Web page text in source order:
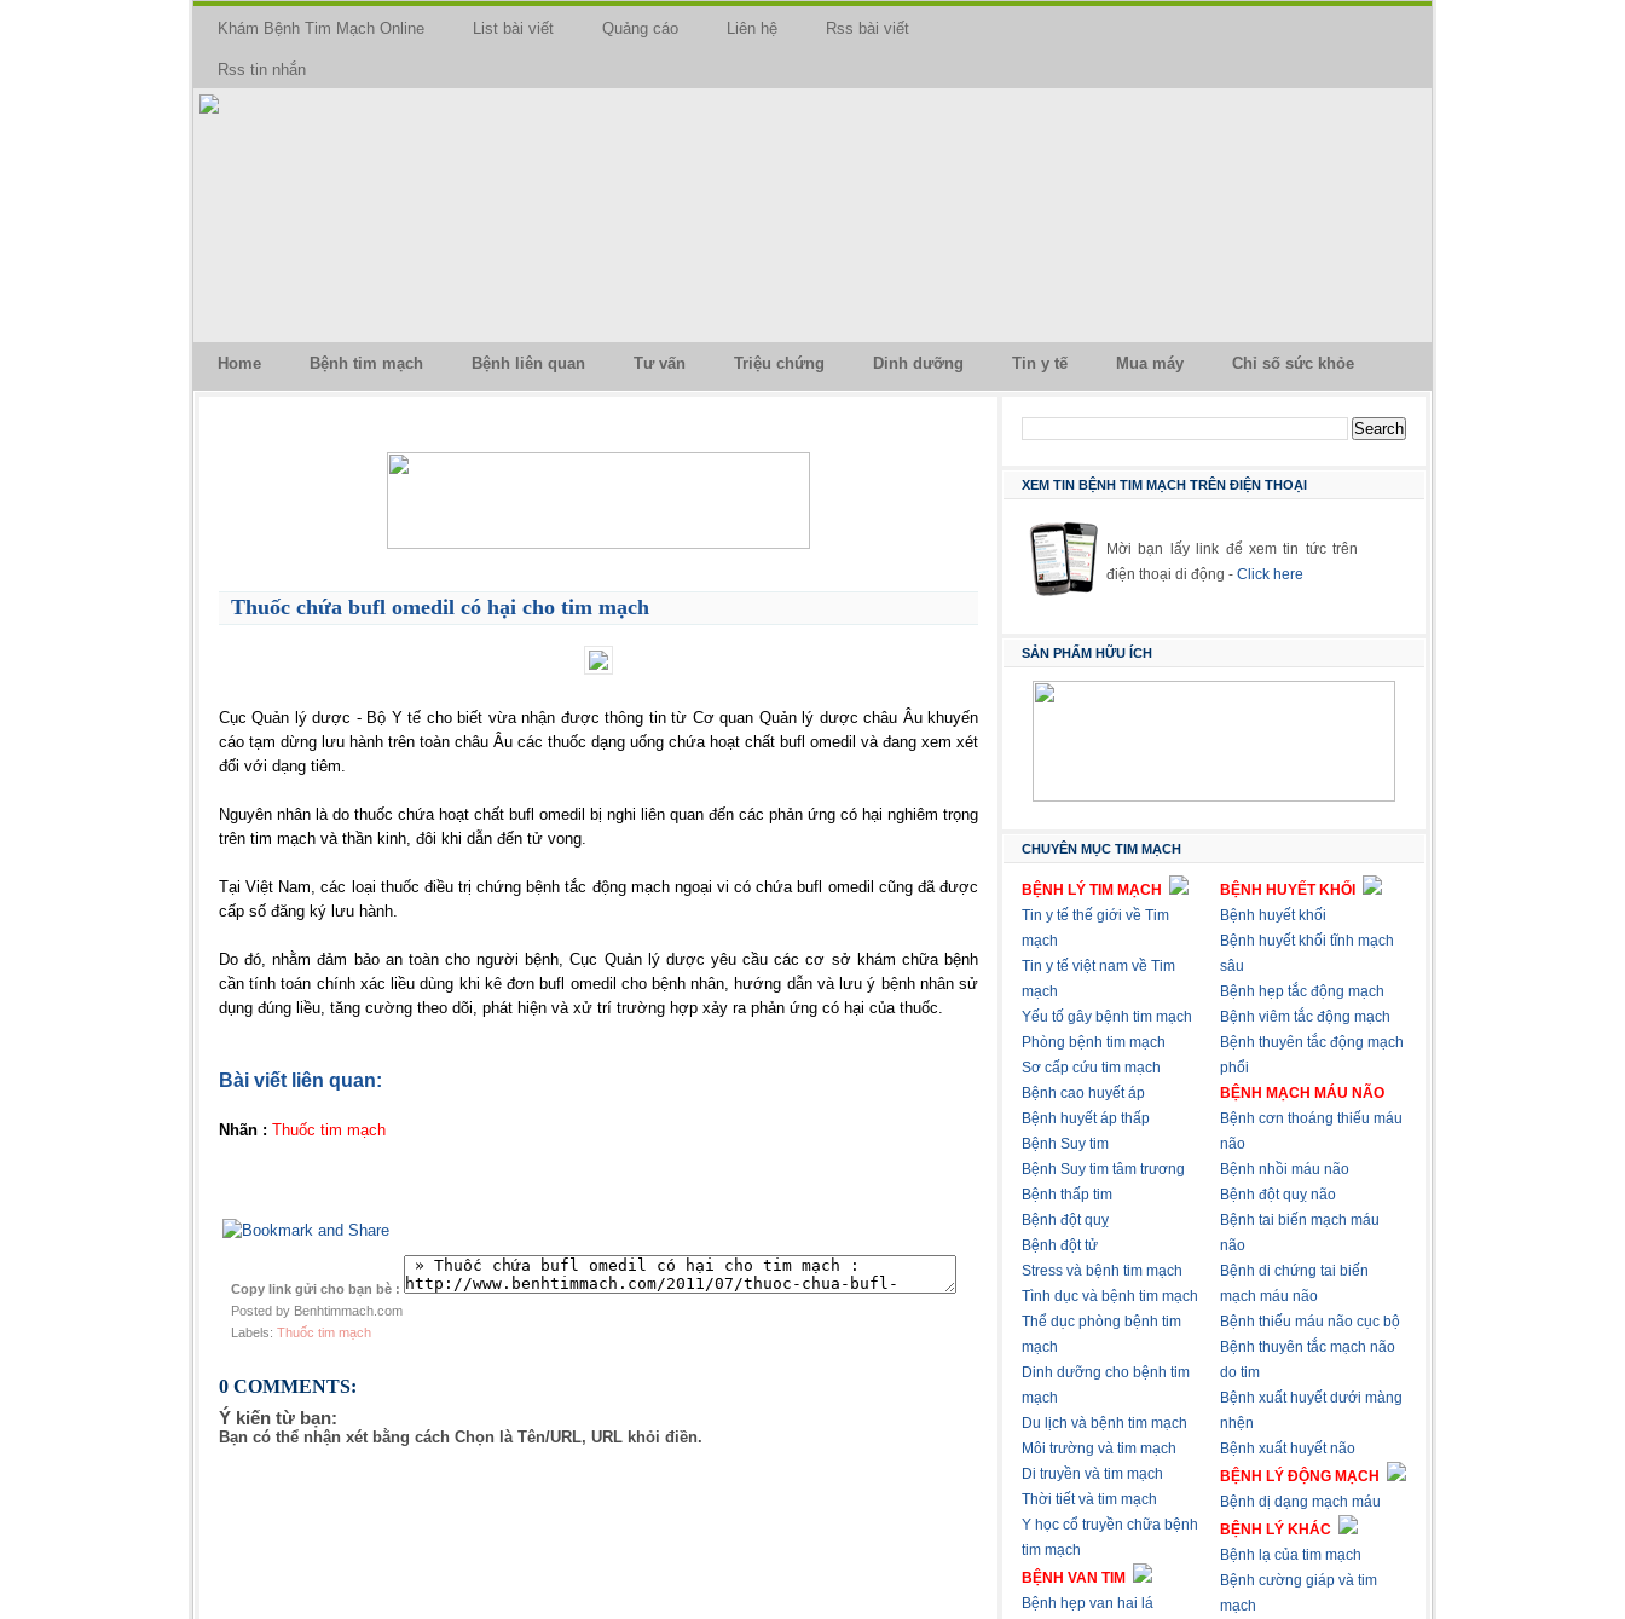
Khám Bệnh Tim Mạch Online List bài viết Quảng cáo Liên hệ Rss bài viết
Rss tin nhắn
Home Bệnh tim mạch Bệnh liên quan Tư vấn Triệu chứng Dinh dưỡng Tin y tế Mua máy Chỉ số sức khỏe
Thuốc chứa bufl omedil có hại cho tim mạch
Cục Quản lý dược - Bộ Y tế cho biết vừa nhận được thông tin từ Cơ quan Quản lý dược châu Âu khuyến
cáo tạm dừng lưu hành trên toàn châu Âu các thuốc dạng uống chứa hoạt chất bufl omedil và đang xem xét
đối với dạng tiêm.
Nguyên nhân là do thuốc chứa hoạt chất bufl omedil bị nghi liên quan đến các phản ứng có hại nghiêm trọng
trên tim mạch và thần kinh, đôi khi dẫn đến tử vong.
Tại Việt Nam, các loại thuốc điều trị chứng bệnh tắc động mạch ngoại vi có chứa bufl omedil cũng đã được
cấp số đăng ký lưu hành.
Do đó, nhằm đảm bảo an toàn cho người bệnh, Cục Quản lý dược yêu cầu các cơ sở khám chữa bệnh
cần tính toán chính xác liều dùng khi kê đơn bufl omedil cho bệnh nhân, hướng dẫn và lưu ý bệnh nhân sử
dụng đúng liều, tăng cường theo dõi, phát hiện và xử trí trường hợp xảy ra phản ứng có hại của thuốc.
Bài viết liên quan:
Nhãn : Thuốc tim mạch
Copy link gửi cho bạn bè :
Posted by Benhtimmach.com
Labels: Thuốc tim mạch
0 COMMENTS:
Ý kiến từ bạn:
Bạn có thể nhận xét bằng cách Chọn là Tên/URL, URL khỏi điền.
XEM TIN BỆNH TIM MẠCH TRÊN ĐIỆN THOẠI
Mời bạn lấy link để xem tin tức trên
điện thoại di động - Click here
SẢN PHẨM HỮU ÍCH
CHUYÊN MỤC TIM MẠCH
BỆNH LÝ TIM MẠCH
Tin y tế thế giới về Tim
mạch
Tin y tế việt nam về Tim
mạch
Yếu tố gây bệnh tim mạch
Phòng bệnh tim mạch
Sơ cấp cứu tim mạch
Bệnh cao huyết áp
Bệnh huyết áp thấp
Bệnh Suy tim
Bệnh Suy tim tâm trương
Bệnh thấp tim
Bệnh đột quỵ
Bệnh đột tử
Stress và bệnh tim mạch
Tình dục và bệnh tim mạch
Thể dục phòng bệnh tim
mạch
Dinh dưỡng cho bệnh tim
mạch
Du lịch và bệnh tim mạch
Môi trường và tim mạch
Di truyền và tim mạch
Thời tiết và tim mạch
Y học cổ truyền chữa bệnh
tim mạch
BỆNH VAN TIM
Bệnh hẹp van hai lá
BỆNH HUYẾT KHỐI
Bệnh huyết khối
Bệnh huyết khối tĩnh mạch
sâu
Bệnh hẹp tắc động mạch
Bệnh viêm tắc động mạch
Bệnh thuyên tắc động mạch
phổi
BỆNH MẠCH MÁU NÃO
Bệnh cơn thoáng thiếu máu
não
Bệnh nhồi máu não
Bệnh đột quỵ não
Bệnh tai biến mạch máu
não
Bệnh di chứng tai biến
mạch máu não
Bệnh thiếu máu não cục bộ
Bệnh thuyên tắc mạch não
do tim
Bệnh xuất huyết dưới màng
nhện
Bệnh xuất huyết não
BỆNH LÝ ĐỘNG MẠCH
Bệnh dị dạng mạch máu
BỆNH LÝ KHÁC
Bệnh lạ của tim mạch
Bệnh cường giáp và tim
mạch